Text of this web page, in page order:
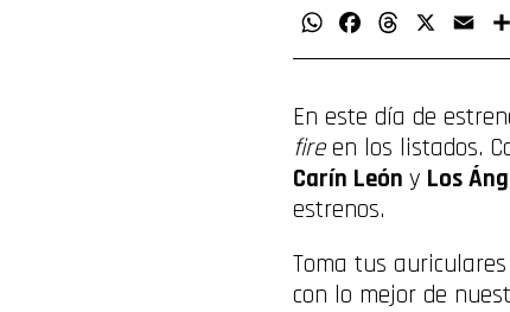
WhatsAppFacebookThreads Email
En este día de
fireen los listados.
Carín León y Los
estrenos.
Toma tus
con lo mejor de